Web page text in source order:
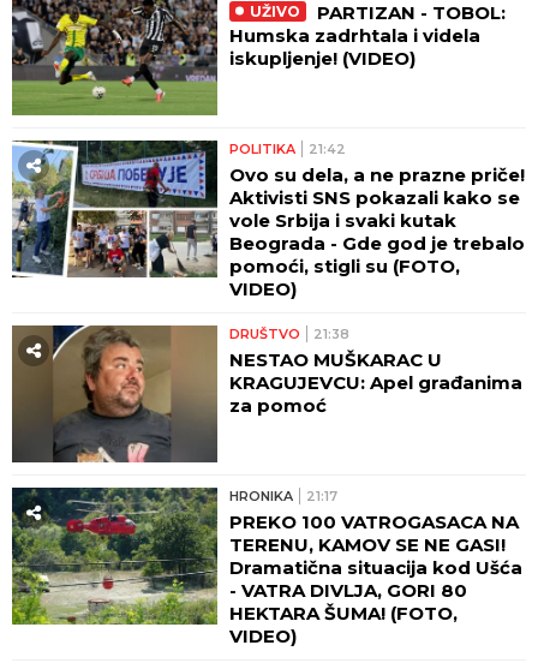
UŽIVO
PARTIZAN - TOBOL:
Humska zadrhtala i videla
iskupljenje! (VIDEO)
POLITIKA 21:42
Ovo su dela, a ne prazne priče!
Aktivisti SNS pokazali kako se
vole Srbija i svaki kutak
Beograda - Gde god je trebalo
pomoći, stigli su (FOTO,
VIDEO)
DRUŠTVO 21:38
NESTAO MUŠKARAC U
KRAGUJEVCU: Apel građanima
za pomoć
HRONIKA 21:17
PREKO 100 VATROGASACA NA
TERENU, KAMOV SE NE GASI!
Dramatična situacija kod Ušća
- VATRA DIVLJA, GORI 80
HEKTARA ŠUMA! (FOTO,
VIDEO)